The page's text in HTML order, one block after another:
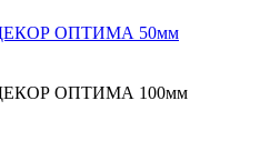
ДЕКОР ОПТИМА 50мм
ДЕКОР ОПТИМА 100мм